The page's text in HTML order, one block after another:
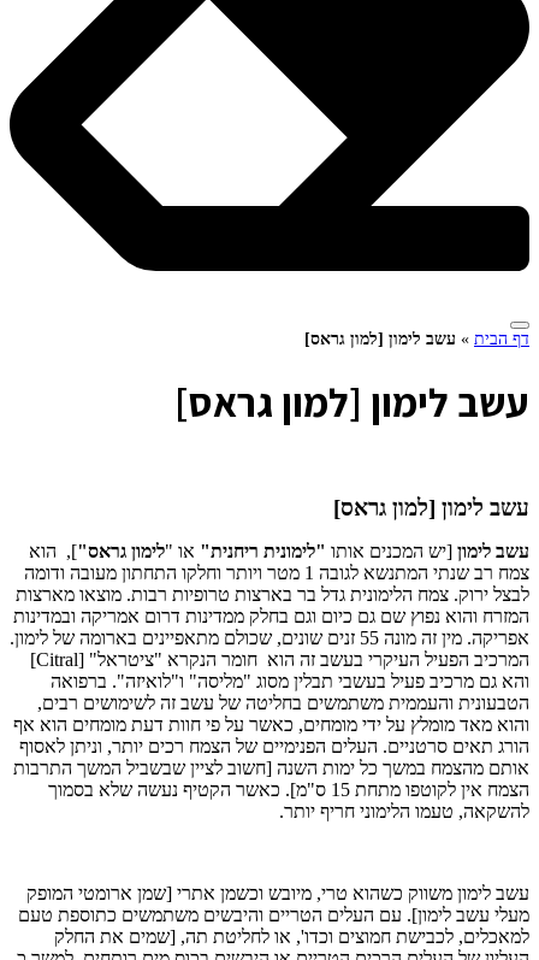
דף הבית » עשב לימון [למון גראס]
עשב לימון [למון גראס]
עשב לימון [למון גראס]
עשב לימון [יש המכנים אותו "לימונית ריחנית" או "לימון גראס"], הוא
צמח רב שנתי המתנשא לגובה 1 מטר ויותר וחלקו התחתון מעובה ודומה
לבצל ירוק. צמח הלימונית גדל בר בארצות טרופיות רבות. מוצאו מארצות
המזרח והוא נפוץ שם גם כיום וגם בחלק ממדינות דרום אמריקה ובמדינות
אפריקה. מין זה מונה 55 זנים שונים, שכולם מתאפיינים בארומה של לימון.
המרכיב הפעיל העיקרי בעשב זה הוא חומר הנקרא "ציטראל" [Citral]
והא גם מרכיב פעיל בעשבי תבלין מסוג "מליסה" ו"לואיזה". ברפואה
הטבעונית והעממית משתמשים בחליטה של עשב זה לשימושים רבים,
והוא מאד מומלץ על ידי מומחים, כאשר על פי חוות דעת מומחים הוא אף
הורג תאים סרטניים. העלים הפנימיים של הצמח רכים יותר, וניתן לאסוף
אותם מהצמח במשך כל ימות השנה [חשוב לציין שבשביל המשך התרבות
הצמח אין לקוטפו מתחת 15 ס"מ]. כאשר הקטיף נעשה שלא בסמוך
להשקאה, טעמו הלימוני חריף יותר.
עשב לימון משווק כשהוא טרי, מיובש וכשמן אתרי [שמן ארומטי המופק
מעלי עשב לימון]. עם העלים הטריים והיבשים משתמשים כתוספת טעם
למאכלים, לכבישת חמוצים וכדו', או לחליטת תה, [שמים את החלק